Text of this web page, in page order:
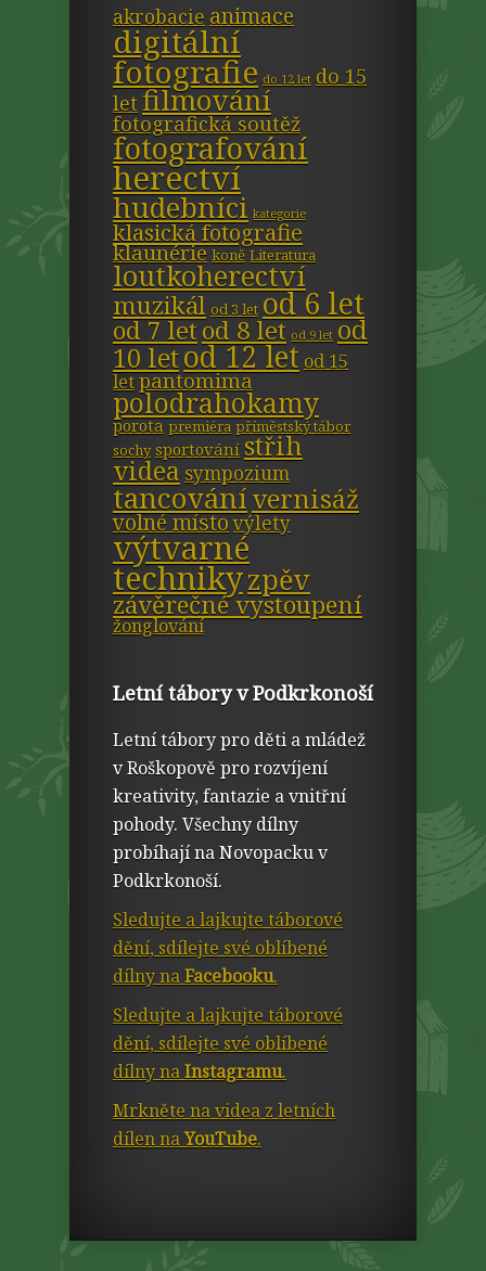
akrobacie animace
digitální
fotografie do 12 let do 15
let filmování
fotografická soutěž
fotografování
herectví
hudebníci kategorie
klasická fotografie
klaunérie koně Literatura
loutkoherectví
muzikál od 3 let od 6 let
od 7 letod 8 let od 9 let od
10 letod 12 let od 15
letpantomima
polodrahokamy
porota premiéra příměstský tábor
sochy sportování střih
videa sympozium
tancovánívernisáž
volné místovýlety
výtvarné
technikyzpěv
závěrečné vystoupení
žonglování
Letní tábory v Podkrkonoší
Letní tábory pro děti a mládež
v Roškopově pro rozvíjení
kreativity, fantazie a vnitřní
pohody. Všechny dílny
probíhají na Novopacku v
Podkrkonoší.
Sledujte a lajkujte táborové
dění, sdílejte své oblíbené
dílny naFacebooku.
Sledujte a lajkujte táborové
dění, sdílejte své oblíbené
dílny naInstagramu.
Mrkněte na videa z letních
dílen naYouTube.